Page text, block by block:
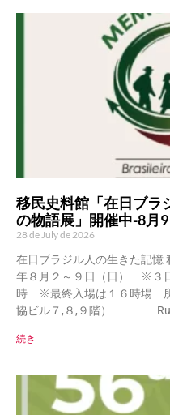
移民史料館「在日ブラ
の物語展」開催中-8月
28 de July de 2026
在日ブラジル人の生きた記
年８月２～９日（日） ※３
時 ※最終入場は１６時場
協ビル７,８,９階） Rua
続き